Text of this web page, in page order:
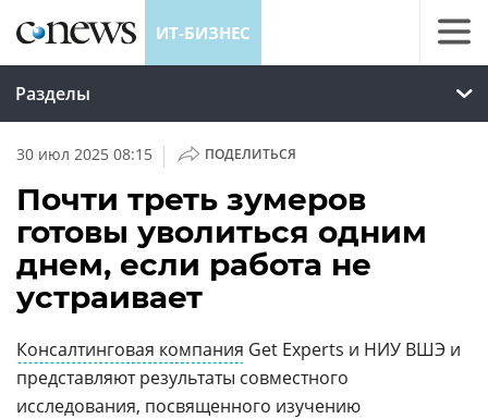
ИТ-БИЗНЕС
Разделы
30 июл 2025 08:15 | ПОДЕЛИТЬСЯ
Почти треть зумеров
готовы уволиться одним
днем, если работа не
устраивает
Консалтинговая компания Get Experts и НИУ ВШЭ и
представляют результаты совместного
исследования, посвященного изучению